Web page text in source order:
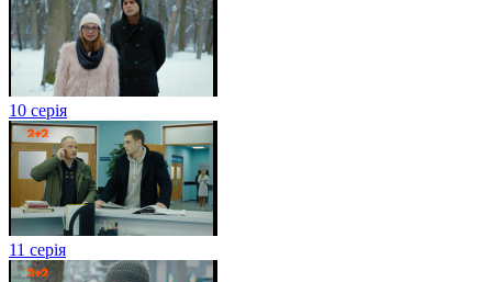
10 серія
11 серія